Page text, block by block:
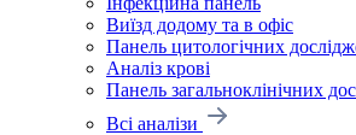
Виїзд додому та в офіс
Панель цитологічних
Аналіз крові
Панель загальноклінічних
Всі аналізи